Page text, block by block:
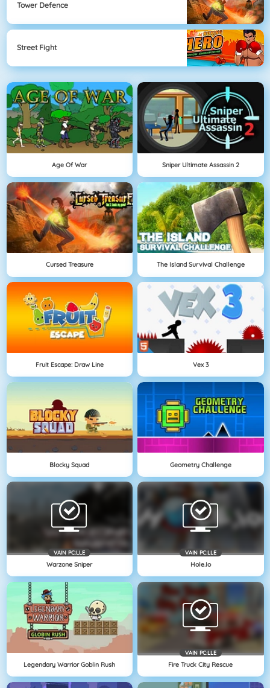
Tower Defence
Street Fight
Age Of War Sniper Ultimate Assassin 2
Cursed Treasure The Island Survival Challenge
Fruit Escape: Draw Line Vex 3
Blocky Squad Geometry Challenge
VAIN PC:LLE
Warzone Sniper
VAIN PC:LLE
Hole.io
Legendary Warrior Goblin Rush
VAIN PC:LLE
Fire Truck City Rescue